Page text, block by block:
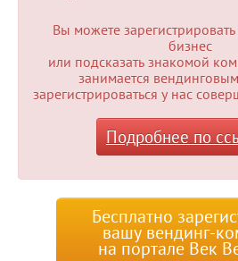
Вы можете
бизнес
или подсказать знакомой
занимается
зарегистрироваться у нас
Подробнее по
Бесплатно
вашу вендинг-
на портале Век